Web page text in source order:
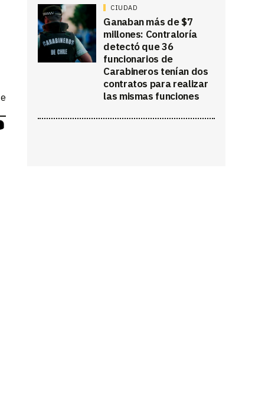
CIUDAD
Ganaban más de $7
millones: Contraloría
detectó que 36
funcionarios de
Carabineros tenían dos
contratos para realizar
las mismas funciones